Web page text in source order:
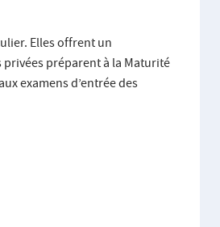
Elles offrent un
préparent à la Maturité
examens d’entrée des